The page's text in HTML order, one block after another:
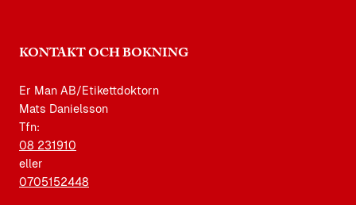
KONTAKT OCH BOKNING
Er Man AB/Etikettdoktorn
Mats Danielsson
Tfn:
08 231910
eller
0705152448